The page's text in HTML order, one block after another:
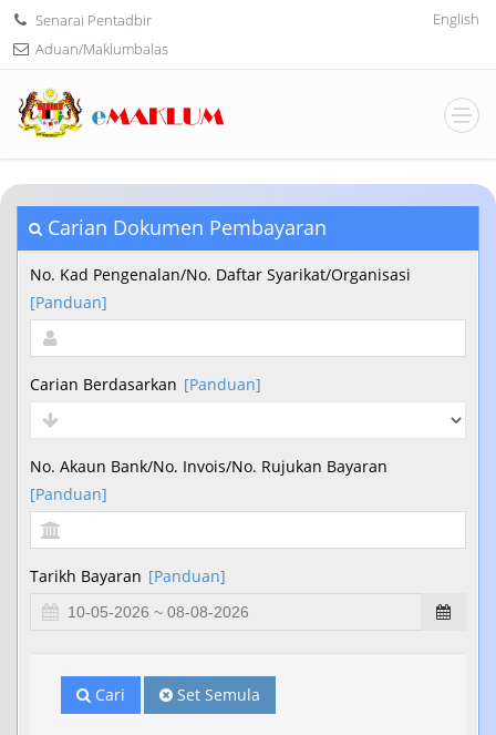
Senarai Pentadbir
Aduan/Maklumbalas
English
Carian Dokumen Pembayaran
No. Kad Pengenalan/No. Daftar Syarikat/Organisasi
[Panduan]
Carian Berdasarkan [Panduan]
No. Akaun Bank/No. Invois/No. Rujukan Bayaran
[Panduan]
Tarikh Bayaran [Panduan]
Cari Set Semula